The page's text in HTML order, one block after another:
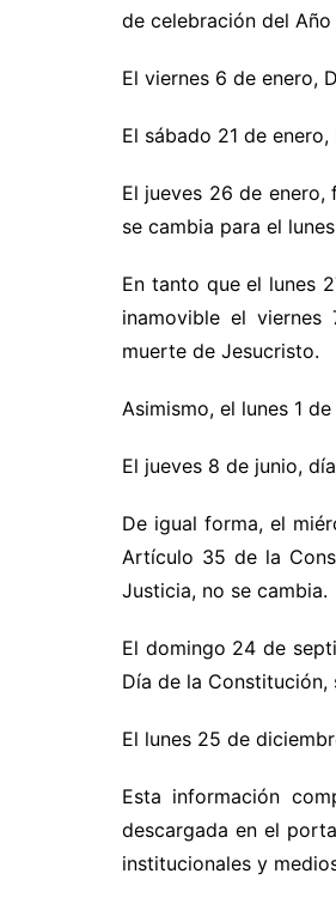
de celebración del
El viernes 6 de enero,
El sábado 21 de
El jueves 26 de
se cambia para el
En tanto que el lunes
inamovible el
muerte de Jesucristo.
Asimismo, el lunes 1
El jueves 8 de junio,
De igual forma, el
Artículo 35 de la
Justicia, no se cambia.
El domingo 24 de
Día de la Constitución,
El lunes 25 de
Esta información
descargada en el
institucionales y